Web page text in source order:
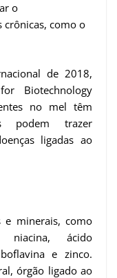
o
crônicas, como o
de 2018,
Biotechnology
no mel têm
podem trazer
ligadas ao
e minerais, como
niacina, ácido
e zinco.
órgão ligado ao